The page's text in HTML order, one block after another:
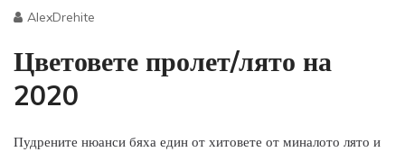
AlexDrehite
Цветовете пролет/лято на
2020
Пудрените нюанси бяха един от хитовете от миналото лято и